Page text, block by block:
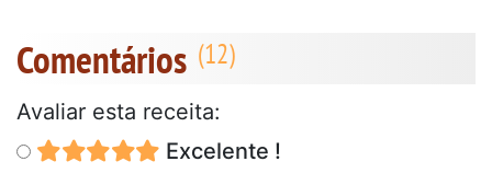
Comentários
Avaliar esta receita:
Excelente !